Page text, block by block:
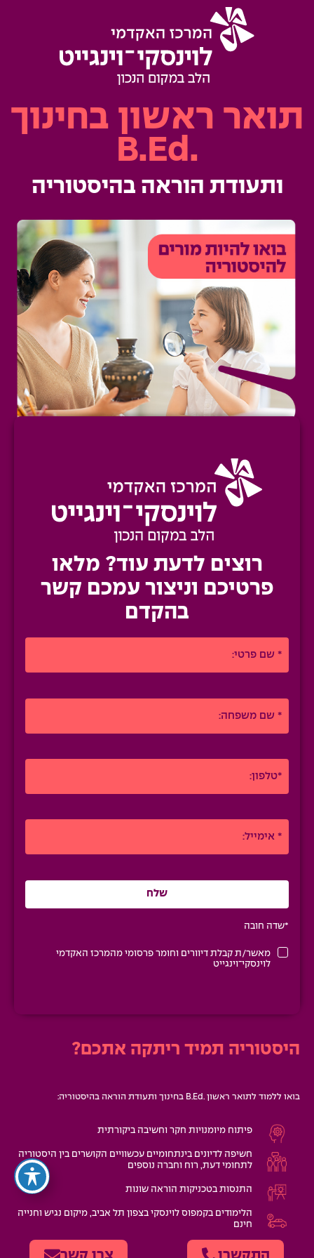
תואר ראשון בחינוך
.B.Ed
ותעודת הוראה בהיסטוריה
רוצים לדעת עוד? מלאו
פרטיכם וניצור עמכם קשר
בהקדם
*שדה חובה
מאשר/ת קבלת דיוורים וחומר פרסומי מהמרכז האקדמי
לוינסקי־וינגייט
היסטוריה תמיד ריתקה אתכם?
בואו ללמוד לתואר ראשון .B.Ed בחינוך ותעודת הוראה בהיסטוריה:
פיתוח מיומנויות חקר וחשיבה ביקורתית
חשיפה לדיונים בינתחומיים עכשוויים הקושרים בין היסטוריה
לתחומי דעת, רוח וחברה נוספים
התנסות בטכניקות הוראה שונות
הלימודים בקמפוס לוינסקי בצפון תל אביב, מיקום נגיש וחנייה
חינם
* בכפוף לתקנון